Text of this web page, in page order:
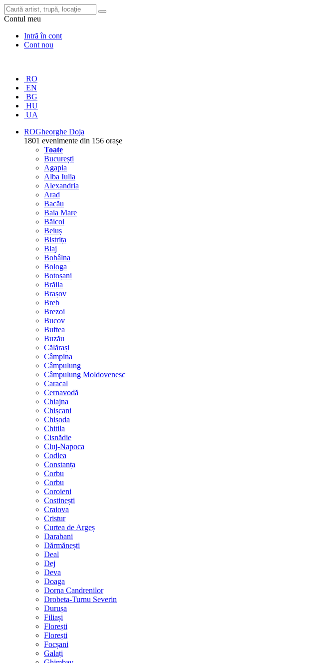
Contul meu
Intră în cont
Cont nou
RO
EN
BG
HU
UA
ROGheorghe Doja
1801 evenimente din 156 orașe
Toate
București
Agapia
Alba Iulia
Alexandria
Arad
Bacău
Baia Mare
Băicoi
Beiuș
Bistrița
Blaj
Bobâlna
Bologa
Botoșani
Brăila
Brașov
Breb
Brezoi
Bucov
Buftea
Buzău
Călărași
Câmpina
Câmpulung
Câmpulung Moldovenesc
Caracal
Cernavodă
Chiajna
Chișcani
Chișoda
Chitila
Cisnădie
Cluj-Napoca
Codlea
Constanța
Corbu
Corbu
Coroieni
Costinești
Craiova
Cristur
Curtea de Argeș
Darabani
Dărmănești
Deal
Dej
Deva
Doaga
Dorna Candrenilor
Drobeta-Turnu Severin
Durușa
Filiași
Florești
Florești
Focșani
Galați